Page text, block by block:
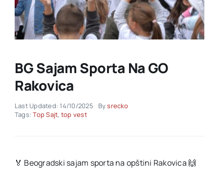
Akti SSAB
BG Sajam Sporta Na GO
Rakovica
Last Updated: 14/10/2025 Bysrecko
Tags:Top Sajt, top vest
🏅 Beogradski sajam sporta na opštini Rakovica 🙌